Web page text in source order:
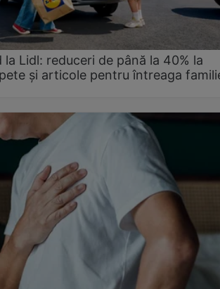
la Lidl: reduceri de până la 40% la
și articole pentru întreaga